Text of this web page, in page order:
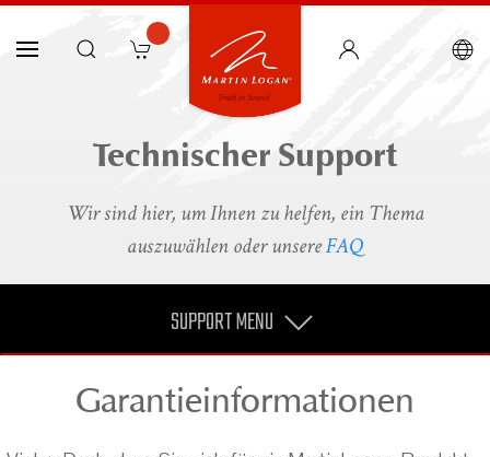
Technischer Support
Wir sind hier, um Ihnen zu helfen, ein Thema
auszuwählen oder unsereFAQ
SUPPORT MENU
Garantieinformationen